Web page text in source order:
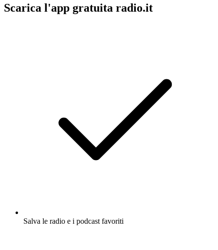
Scarica l'app gratuita radio.it
Salva le radio e i podcast favoriti